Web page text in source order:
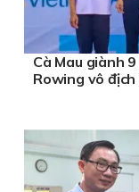
Cà Mau giành
Rowing vô địch